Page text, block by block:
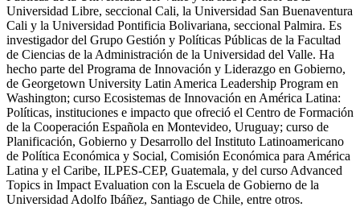
Universidad Libre, seccional Cali, la Universidad San Buenaventura
Cali y la Universidad Pontificia Bolivariana, seccional Palmira. Es
investigador del Grupo Gestión y Políticas Públicas de la Facultad
de Ciencias de la Administración de la Universidad del Valle. Ha
hecho parte del Programa de Innovación y Liderazgo en Gobierno,
de Georgetown University Latin America Leadership Program en
Washington; curso Ecosistemas de Innovación en América Latina:
Políticas, instituciones e impacto que ofreció el Centro de Formación
de la Cooperación Española en Montevideo, Uruguay; curso de
Planificación, Gobierno y Desarrollo del Instituto Latinoamericano
de Política Económica y Social, Comisión Económica para América
Latina y el Caribe, ILPES-CEP, Guatemala, y del curso Advanced
Topics in Impact Evaluation con la Escuela de Gobierno de la
Universidad Adolfo Ibáñez, Santiago de Chile, entre otros.